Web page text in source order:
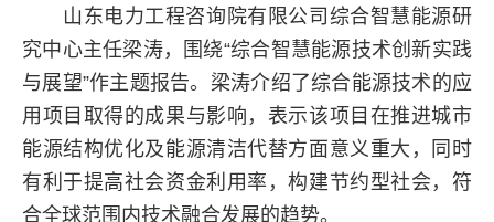
山东电力工程咨询院有限公司综合智慧能源研
究中心主任梁涛，围绕“综合智慧能源技术创新实践
与展望”作主题报告。梁涛介绍了综合能源技术的应
用项目取得的成果与影响，表示该项目在推进城市
能源结构优化及能源清洁代替方面意义重大，同时
有利于提高社会资金利用率，构建节约型社会，符
合全球范围内技术融合发展的趋势。